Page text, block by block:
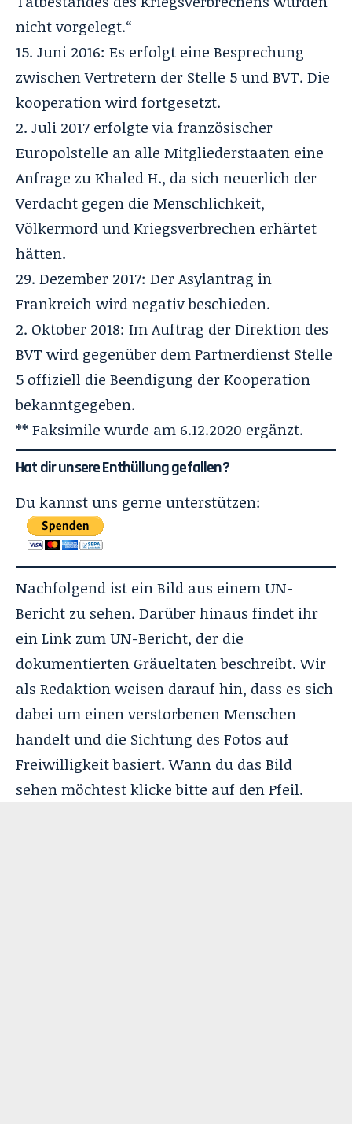
nicht vorgelegt.“
15. Juni 2016: Es erfolgt eine Besprechung
zwischen Vertretern der Stelle 5 und BVT. Die
kooperation wird fortgesetzt.
2. Juli 2017 erfolgte via französischer
Europolstelle an alle Mitgliederstaaten eine
Anfrage zu Khaled H., da sich neuerlich der
Verdacht gegen die Menschlichkeit,
Völkermord und Kriegsverbrechen erhärtet
hätten.
29. Dezember 2017: Der Asylantrag in
Frankreich wird negativ beschieden.
2. Oktober 2018: Im Auftrag der Direktion des
BVT wird gegenüber dem Partnerdienst Stelle
5 offiziell die Beendigung der Kooperation
bekanntgegeben.
** Faksimile wurde am 6.12.2020 ergänzt.
Hat dir unsere Enthüllung gefallen?
Du kannst uns gerne unterstützen:
Nachfolgend ist ein Bild aus einem UN-
Bericht zu sehen. Darüber hinaus findet ihr
ein Link zum UN-Bericht, der die
dokumentierten Gräueltaten beschreibt. Wir
als Redaktion weisen darauf hin, dass es sich
dabei um einen verstorbenen Menschen
handelt und die Sichtung des Fotos auf
Freiwilligkeit basiert. Wann du das Bild
sehen möchtest klicke bitte auf den Pfeil.